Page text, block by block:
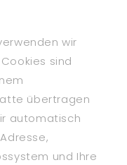
wir
sind
übertragen
automatisch
und Ihre